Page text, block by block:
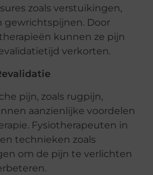
zoals verstuikingen,
gewrichtspijnen. Door
kunnen ze pijn
verkorten.
pijn, zoals rugpijn,
aanzienlijke voordelen
Fysiotherapeuten in
technieken zoals
om de pijn te verlichten